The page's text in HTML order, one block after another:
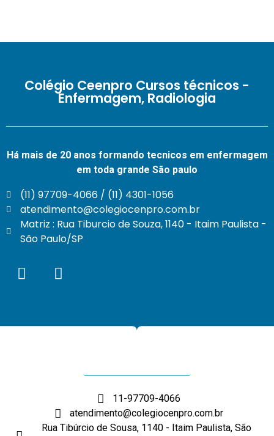
Colégio Ceenpro Cursos técnicos -
Enfermagem, Radiologia
Há mais de 20 anos formando tecnicos em enfermagem
em toda grande São paulo
(11) 97709-4066 / (11) 4301-1056
atendimento@colegiocenpro.com.br
Matriz : Rua Tiburcio de Souza, 1140 - Itaim Paulista -
São Paulo/SP
11-97709-4066
atendimento@colegiocenpro.com.br
Rua Tibúrcio de Sousa, 1140 - Itaim Paulista, São